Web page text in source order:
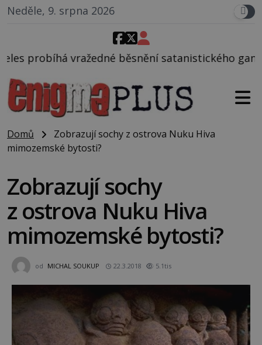
Neděle, 9. srpna 2026
satanistického gangu vedeného
Domů
Zobrazují sochy z ostrova Nuku Hiva
mimozemské bytosti?
Zobrazují sochy
z ostrova Nuku Hiva
mimozemské bytosti?
od MICHAL SOUKUP 22.3.2018 5.1tis